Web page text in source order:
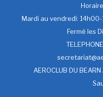
Mardi au vendredi: 14h00-
Fermé les
AEROCLUB DU